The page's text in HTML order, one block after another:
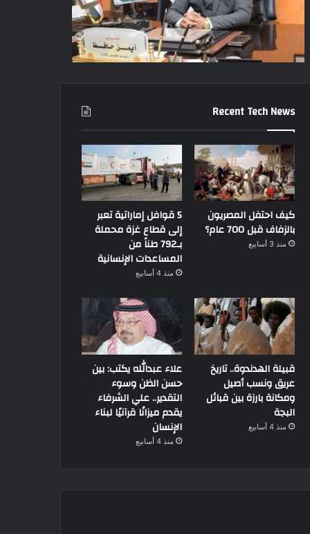
Recent Tech News
كيف احتفل المصريون
بالزفاف قبل 700 عام؟
منذ 3 أسابيع
5 قوافل إماراتية تعبر
إلى قطاع غزة محملة
بـ792 طناً من
المساعدات الإنسانية
منذ 4 أسابيع
قبيلة الهدندوة.. تاريخ
عريق ونسب أصيل
ومكانة بارزة بين قبائل
البجة
منذ 4 أسابيع
علاء عبدالله يكتب: بين
حسن الظن وسوء
التقدير.. علي الشرفاء
يقدم ميزانًا قرآنيًا لبناء
الإنسان
منذ 4 أسابيع